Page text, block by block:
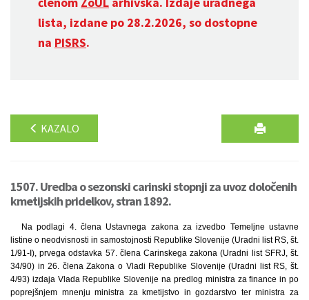
lista, izdane po 28.2.2026, so dostopne
na PISRS.
KAZALO
1507. Uredba o sezonski carinski stopnji za uvoz določenih
kmetijskih pridelkov, stran 1892.
Na podlagi 4. člena Ustavnega zakona za izvedbo Temeljne ustavne
listine o neodvisnosti in samostojnosti Republike Slovenije (Uradni list RS, št.
1/91-I), prvega odstavka 57. člena Carinskega zakona (Uradni list SFRJ, št.
34/90) in 26. člena Zakona o Vladi Republike Slovenije (Uradni list RS, št.
4/93) izdaja Vlada Republike Slovenije na predlog ministra za finance in po
poprejšnjem mnenju ministra za kmetijstvo in gozdarstvo ter ministra za